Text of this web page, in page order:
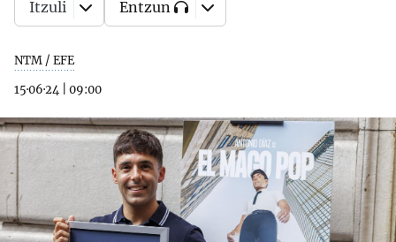
NTM / EFE
15·06·24
09:00
Itzuli Entzun